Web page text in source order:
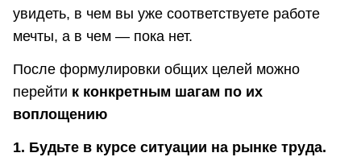
увидеть, в чем вы уже соответствуете работе
мечты, а в чем — пока нет.
После формулировки общих целей можно
перейти к конкретным шагам по их
воплощению
1. Будьте в курсе ситуации на рынке труда.